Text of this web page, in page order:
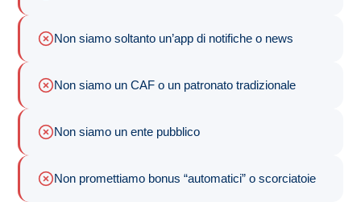
Non siamo soltanto un’app di notifiche o news
Non siamo un CAF o un patronato tradizionale
Non siamo un ente pubblico
Non promettiamo bonus “automatici” o scorciatoie